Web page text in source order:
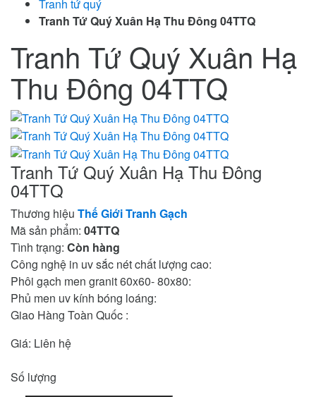
Tranh tứ quý
Tranh Tứ Quý Xuân Hạ Thu Đông 04TTQ
Tranh Tứ Quý Xuân Hạ
Thu Đông 04TTQ
Tranh Tứ Quý Xuân Hạ Thu Đông
04TTQ
Thương hiệu Thế Giới Tranh Gạch
Mã sản phẩm: 04TTQ
Tình trạng: Còn hàng
Công nghệ in uv sắc nét chất lượng cao:
Phôi gạch men granit 60x60- 80x80:
Phủ men uv kính bóng loáng:
Giao Hàng Toàn Quốc :
Giá: Liên hệ
Số lượng